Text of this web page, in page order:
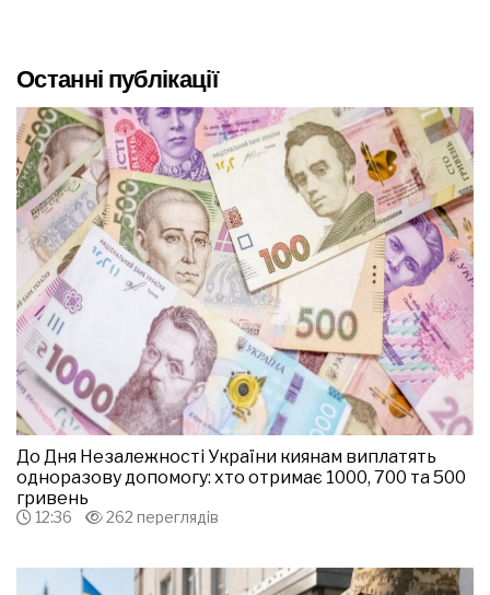
Останні публікації
До Дня Незалежності України киянам виплатять
одноразову допомогу: хто отримає 1000, 700 та 500
гривень
12:36 262 переглядів